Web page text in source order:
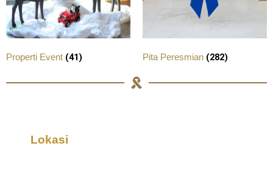
Properti Event (41) Pita Peresmian (282)
Lokasi